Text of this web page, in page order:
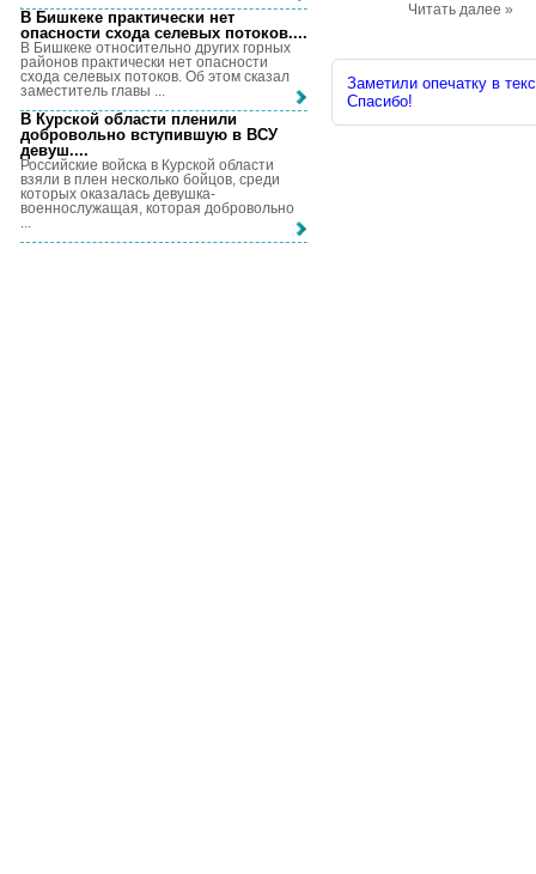
Читать далее »
Заметили опечатку в
Спасибо!
В Бишкеке практически нет
опасности схода селевых потоков....
В Бишкеке относительно других горных
районов практически нет опасности
схода селевых потоков. Об этом сказал
заместитель главы ...
В Курской области пленили
добровольно вступившую в ВСУ
девуш....
Российские войска в Курской области
взяли в плен несколько бойцов, среди
которых оказалась девушка-
военнослужащая, которая добровольно
...